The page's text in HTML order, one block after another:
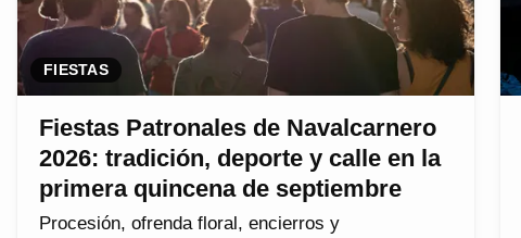
FIESTAS
Fiestas Patronales de Navalcarnero
2026: tradición, deporte y calle en la
primera quincena de septiembre
Procesión, ofrenda floral, encierros y